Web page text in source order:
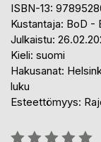
ISBN-13:
Kustantaja: BoD -
Julkaistu:
Kieli: suomi
Hakusanat:
luku
Esteettömyys:
Arvostelu::